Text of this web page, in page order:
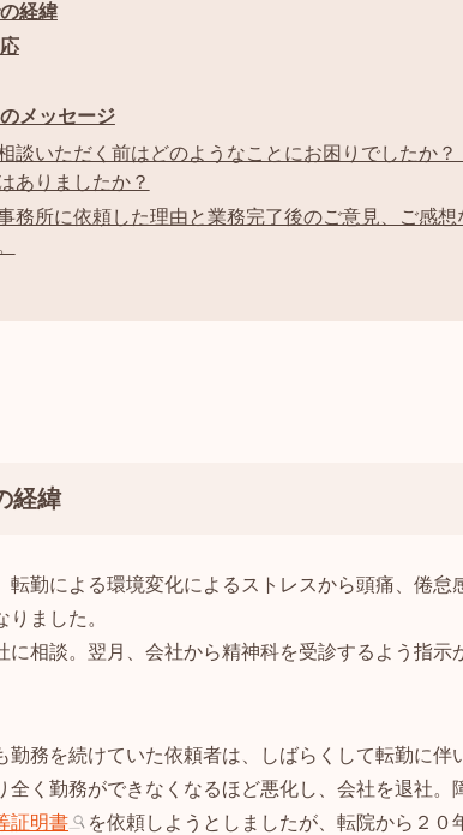
経緯
メッセージ
談いただく前はどのようなことにお困りでしたか
ありましたか？
務所に依頼した理由と業務完了後のご意見、ご感
経緯
転勤による環境変化によるストレスから頭痛、倦怠
ました。
に相談。翌月、会社から精神科を受診するよう指示
勤務を続けていた依頼者は、しばらくして転勤に伴
全く勤務ができなくなるほど悪化し、会社を退社。
証明書
を依頼しようとしましたが、転院から２